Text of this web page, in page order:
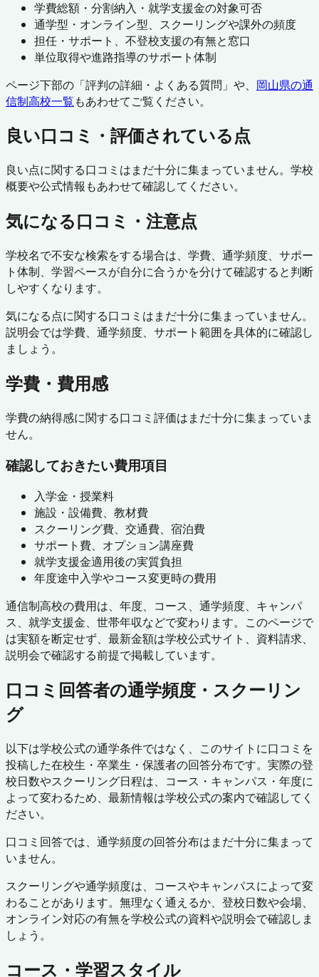
学費総額・分割納入・就学支援金の対象可否
通学型・オンライン型、スクーリングや課外の頻度
担任・サポート、不登校支援の有無と窓口
単位取得や進路指導のサポート体制
ページ下部の「評判の詳細・よくある質問」や、 岡山県の通
信制高校一覧もあわせてご覧ください。
良い口コミ・評価されている点
良い点に関する口コミはまだ十分に集まっていません。学校
概要や公式情報もあわせて確認してください。
気になる口コミ・注意点
学校名で不安な検索をする場合は、学費、通学頻度、サポー
ト体制、学習ペースが自分に合うかを分けて確認すると判断
しやすくなります。
気になる点に関する口コミはまだ十分に集まっていません。
説明会では学費、通学頻度、サポート範囲を具体的に確認し
ましょう。
学費・費用感
学費の納得感に関する口コミ評価はまだ十分に集まっていま
せん。
確認しておきたい費用項目
入学金・授業料
施設・設備費、教材費
スクーリング費、交通費、宿泊費
サポート費、オプション講座費
就学支援金適用後の実質負担
年度途中入学やコース変更時の費用
通信制高校の費用は、年度、コース、通学頻度、キャンパ
ス、就学支援金、世帯年収などで変わります。このページで
は実額を断定せず、最新金額は学校公式サイト、資料請求、
説明会で確認する前提で掲載しています。
口コミ回答者の通学頻度・スクーリン
グ
以下は学校公式の通学条件ではなく、このサイトに口コミを
投稿した在校生・卒業生・保護者の回答分布です。実際の登
校日数やスクーリング日程は、コース・キャンパス・年度に
よって変わるため、最新情報は学校公式の案内で確認してく
ださい。
口コミ回答では、通学頻度の回答分布はまだ十分に集まって
いません。
スクーリングや通学頻度は、コースやキャンパスによって変
わることがあります。無理なく通えるか、登校日数や会場、
オンライン対応の有無を学校公式の資料や説明会で確認しま
しょう。
コース・学習スタイル